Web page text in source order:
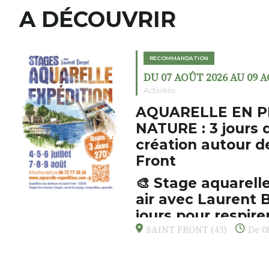
A DÉCOUVRIR
RECOMMANDATION
DU 07 AOÛT 2026 AU 09
Activités
AQUARELLE EN
NATURE : 3 jours
création autour
Front
🎨 Stage
air avec Laurent
jours pour
s’émerveiller
SAINT FRONT (43) De